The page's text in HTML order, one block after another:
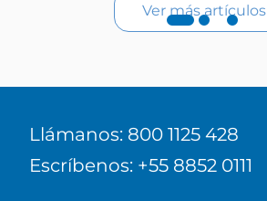
Ver más artículos
Llámanos: 800 1125 428
Escríbenos: +55 8852 0111